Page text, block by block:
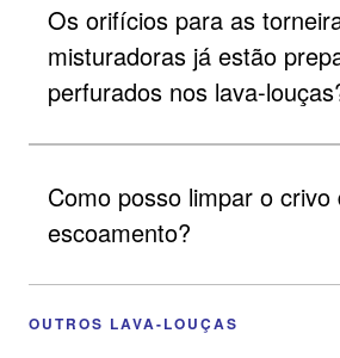
Os orifícios para as
misturadoras já estão
perfurados nos lava-
Como posso limpar o crivo
escoamento?
OUTROS LAVA-LOUÇAS